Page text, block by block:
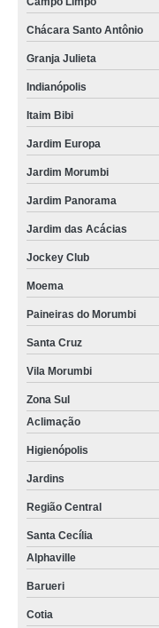
Chácara Santo Antônio
Granja Julieta
Indianópolis
Itaim Bibi
Jardim Europa
Jardim Morumbi
Jardim Panorama
Jardim das Acácias
Jockey Club
Moema
Paineiras do Morumbi
Santa Cruz
Vila Morumbi
Zona Sul
Aclimação
Higienópolis
Jardins
Região Central
Santa Cecília
Alphaville
Barueri
Cotia